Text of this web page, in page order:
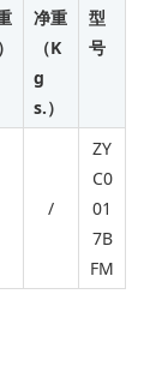
净重
（K
g
s.）
型
号
/
ZY
C0
01
7B
FM